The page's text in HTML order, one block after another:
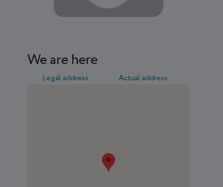
We are here
Legal address Actual address